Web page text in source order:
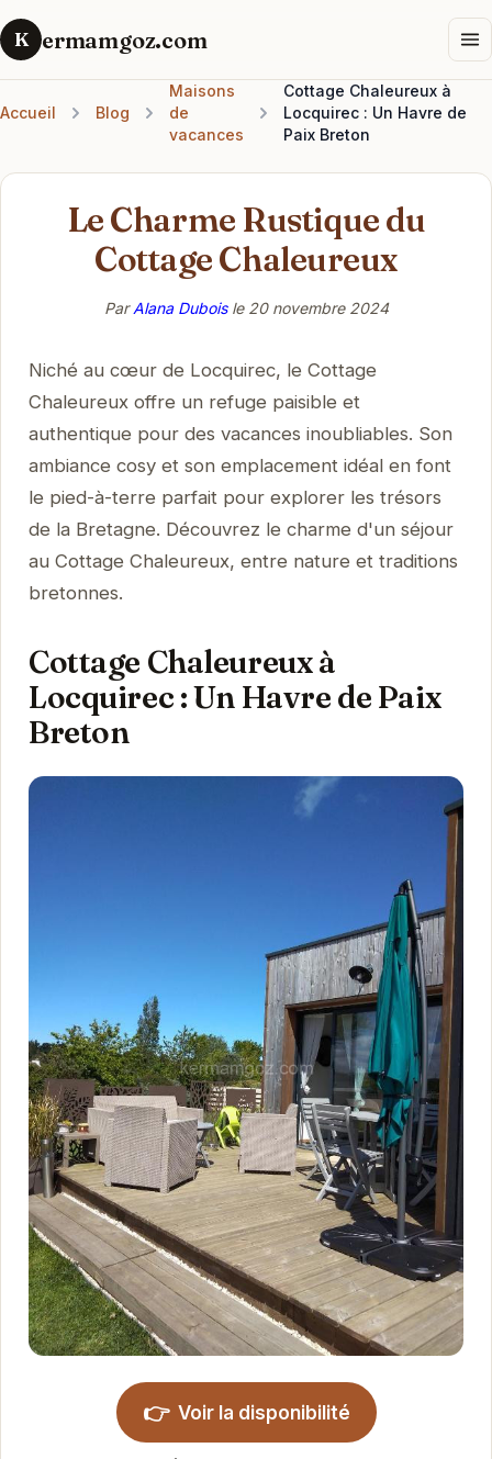
K ermamgoz.com
Accueil Blog
Maisons
de
vacances
Cottage Chaleureux à
Locquirec : Un Havre de
Paix Breton
Le Charme Rustique du
Cottage Chaleureux
ParAlana Duboisle 20 novembre 2024
Niché au cœur de Locquirec, le Cottage
Chaleureux offre un refuge paisible et
authentique pour des vacances inoubliables. Son
ambiance cosy et son emplacement idéal en font
le pied-à-terre parfait pour explorer les trésors
de la Bretagne. Découvrez le charme d'un séjour
au Cottage Chaleureux, entre nature et traditions
bretonnes.
Cottage Chaleureux à
Locquirec : Un Havre de Paix
Breton
👉 Voir la disponibilité